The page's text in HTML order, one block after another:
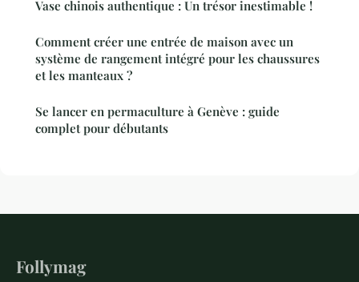
Vase chinois authentique : Un trésor inestimable !
Comment créer une entrée de maison avec un
système de rangement intégré pour les chaussures
et les manteaux ?
Se lancer en permaculture à Genève : guide
complet pour débutants
Follymag